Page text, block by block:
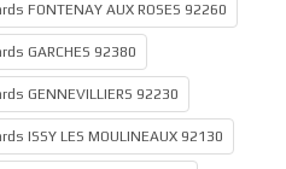
FONTENAY AUX ROSES 92260
GARCHES 92380
GENNEVILLIERS 92230
ISSY LES MOULINEAUX 92130